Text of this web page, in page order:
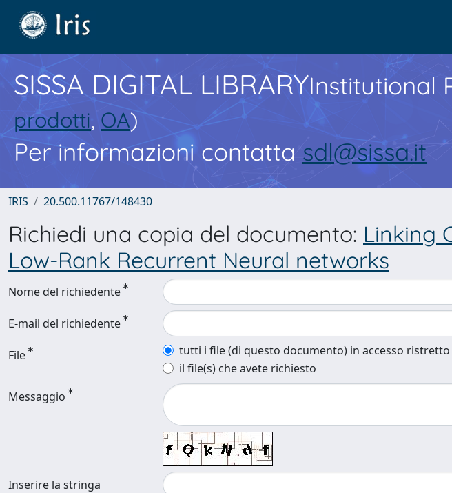
SISSA DIGITAL LIBRARYInstitutional
prodotti, OA)
Per informazioni contatta sdl@sissa.it
IRIS 20.500.11767/148430
Richiedi una copia del documento: Linking
Low-Rank Recurrent Neural networks
Nome del richiedente
E-mail del richiedente
File
tutti i file (di questo documento) in accesso ristretto
il file(s) che avete richiesto
Messaggio
Inserire la stringa